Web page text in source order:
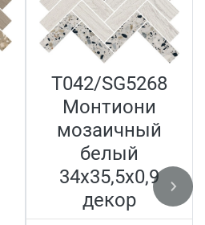
T042/SG5268
Монтиони
мозаичный
белый
34x35,5x0,9
декор